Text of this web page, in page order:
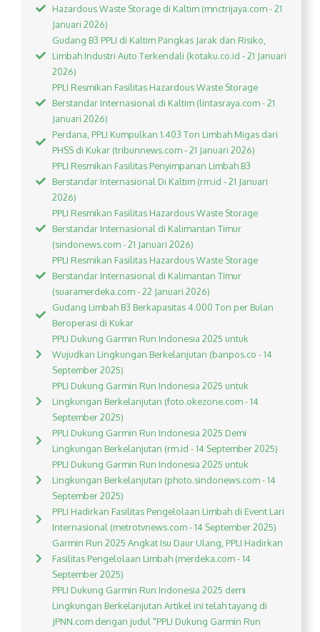
Hazardous Waste Storage di Kaltim (mnctrijaya.com - 21
Januari 2026)
Gudang B3 PPLI di Kaltim Pangkas Jarak dan Risiko,
Limbah Industri Auto Terkendali (kotaku.co.id - 21 Januari
2026)
PPLI Resmikan Fasilitas Hazardous Waste Storage
Berstandar Internasional di Kaltim (lintasraya.com - 21
Januari 2026)
Perdana, PPLI Kumpulkan 1.403 Ton Limbah Migas dari
PHSS di Kukar (tribunnews.com - 21 Januari 2026)
PPLI Resmikan Fasilitas Penyimpanan Limbah B3
Berstandar Internasional Di Kaltim (rm.id - 21 Januari
2026)
PPLI Resmikan Fasilitas Hazardous Waste Storage
Berstandar Internasional di Kalimantan Timur
(sindonews.com - 21 Januari 2026)
PPLI Resmikan Fasilitas Hazardous Waste Storage
Berstandar Internasional di Kalimantan Timur
(suaramerdeka.com - 22 Januari 2026)
Gudang Limbah B3 Berkapasitas 4.000 Ton per Bulan
Beroperasi di Kukar
PPLI Dukung Garmin Run Indonesia 2025 untuk
Wujudkan Lingkungan Berkelanjutan (banpos.co - 14
September 2025)
PPLI Dukung Garmin Run Indonesia 2025 untuk
Lingkungan Berkelanjutan (foto.okezone.com - 14
September 2025)
PPLI Dukung Garmin Run Indonesia 2025 Demi
Lingkungan Berkelanjutan (rm.id - 14 September 2025)
PPLI Dukung Garmin Run Indonesia 2025 untuk
Lingkungan Berkelanjutan (photo.sindonews.com - 14
September 2025)
PPLI Hadirkan Fasilitas Pengelolaan Limbah di Event Lari
Internasional (metrotvnews.com - 14 September 2025)
Garmin Run 2025 Angkat Isu Daur Ulang, PPLI Hadirkan
Fasilitas Pengelolaan Limbah (merdeka.com - 14
September 2025)
PPLI Dukung Garmin Run Indonesia 2025 demi
Lingkungan Berkelanjutan Artikel ini telah tayang di
JPNN.com dengan judul "PPLI Dukung Garmin Run